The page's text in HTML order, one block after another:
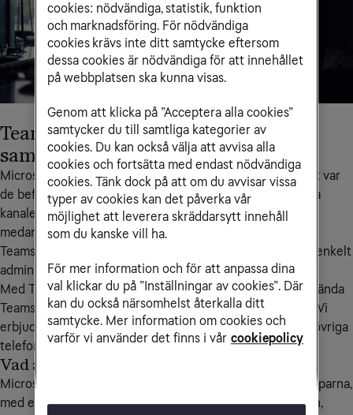
Teams för företag – för mer effektivt
samarbete
Microsoft Teams gör det möjligt att samla teamet oavsett var
de befinner sig. Du kan öka möteseffektiviteten med flera
kanaler samtidigt och förenkla arbetsdagen för alla
medarbetare.
Teamskopplingen är en smidig molnbaserad lösning som enkelt
administreras i Tele2 Service Online (TSO).
Med Tele2s integration av Teams och telefoni kan du använda
Teams för att ringa och besvara samtal direkt i din mobil. Vi
erbjuder flera olika lösningar beroende på ditt behov av övriga
telefonifunktioner.
Vad är Microsoft Teams?
Microsoft Teams är en av de mest väletablerade mötesapparna,
med en komplett uppsättning funktioner för hybridmöten,
cookies: nödvändiga, statistik, funktion
och marknadsföring. För nödvändiga
cookies krävs inte ditt samtycke eftersom
dessa cookies är nödvändiga för att innehållet
på webbplatsen ska kunna visas.
Genom att klicka på ”Acceptera alla cookies”
samtycker du till samtliga kategorier av
cookies. Du kan också välja att avvisa alla
cookies och fortsätta med endast nödvändiga
cookies. Tänk dock på att om du avvisar vissa
typer av cookies kan det påverka vår
möjlighet att leverera skräddarsytt innehåll
som du kanske vill ha.
För mer information och för att anpassa dina
val klickar du på ”Inställningar av cookies”. Där
kan du också närsomhelst återkalla ditt
samtycke. Mer information om cookies och
varför vi använder det finns i vår cookiepolicy